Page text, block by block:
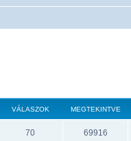
VÁLASZOK MEGTEKINTVE
70 69916